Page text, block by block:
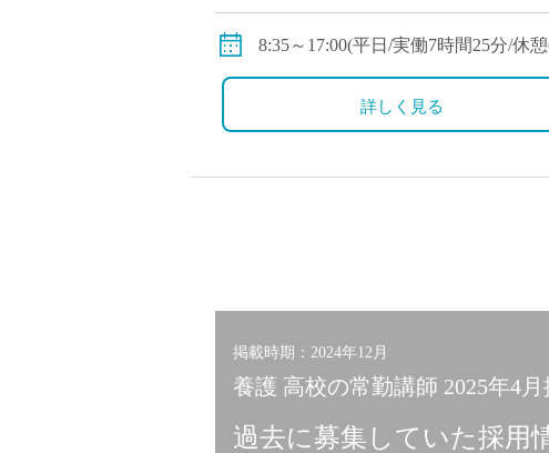
幼稚園教諭・保育士
添削・校正スタッフ
学校支援員
こども支援スタッフ
◆交通費：別途全額支給
◆保険：社会保険完備
8:35～17:00(平日/実働7時間25分/休
8:35～13:00(土曜日/実働4時間25分/
※平日いずれか1日は半休です。
週6日(月～土)勤務
詳しく見る
掲載時期：2024年12月
養護 高校の常勤講師 2025年4月
過去に募集していた採用